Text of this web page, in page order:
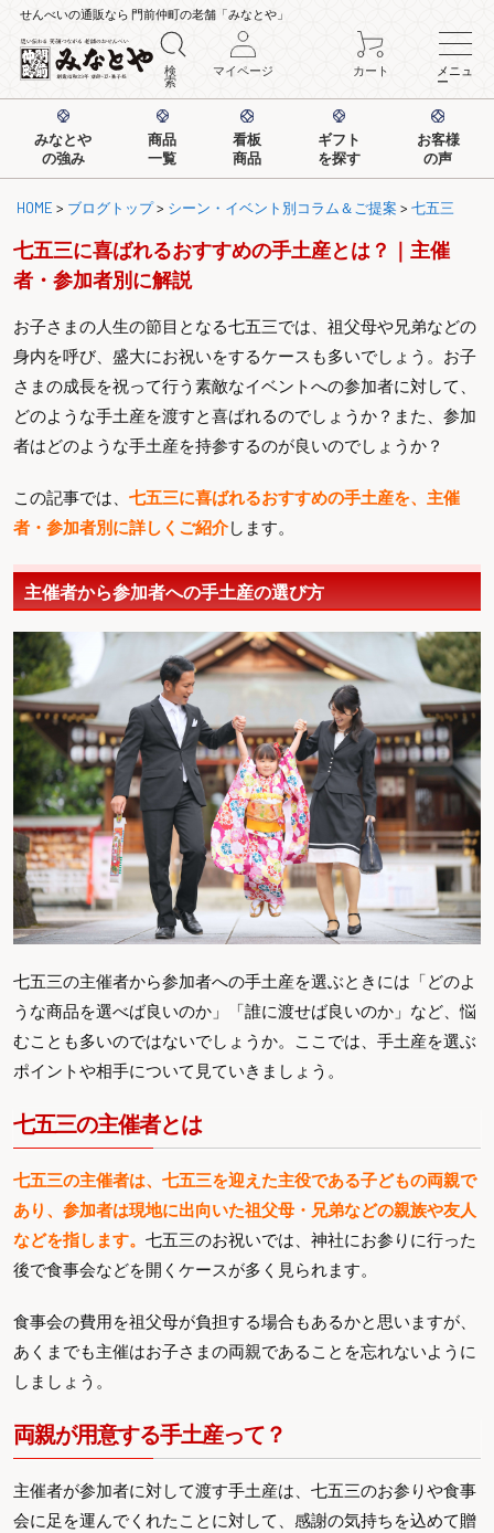
せんべいの通販なら 門前仲町の老舗「みなとや」
検
索
マイページ カート メニュ
ー
みなとや
の強み
商品
一覧
看板
商品
ギフト
を探す
お客様
の声
HOME > ブログトップ> シーン・イベント別コラム＆ご提案 > 七五三
七五三に喜ばれるおすすめの手土産とは？｜主催
者・参加者別に解説
お子さまの人生の節目となる七五三では、祖父母や兄弟などの
身内を呼び、盛大にお祝いをするケースも多いでしょう。お子
さまの成長を祝って行う素敵なイベントへの参加者に対して、
どのような手土産を渡すと喜ばれるのでしょうか？また、参加
者はどのような手土産を持参するのが良いのでしょうか？
この記事では、 七五三に喜ばれるおすすめの手土産を、主催
者・参加者別に詳しくご紹介します。
主催者から参加者への手土産の選び方
七五三の主催者から参加者への手土産を選ぶときには「どのよ
うな商品を選べば良いのか」「誰に渡せば良いのか」など、悩
むことも多いのではないでしょうか。ここでは、手土産を選ぶ
ポイントや相手について見ていきましょう。
七五三の主催者とは
七五三の主催者は、七五三を迎えた主役である子どもの両親で
あり、参加者は現地に出向いた祖父母・兄弟などの親族や友人
などを指します。 七五三のお祝いでは、神社にお参りに行った
後で食事会などを開くケースが多く見られます。
食事会の費用を祖父母が負担する場合もあるかと思いますが、
あくまでも主催はお子さまの両親であることを忘れないように
しましょう。
両親が用意する手土産って？
主催者が参加者に対して渡す手土産は、七五三のお参りや食事
会に足を運んでくれたことに対して、感謝の気持ちを込めて贈